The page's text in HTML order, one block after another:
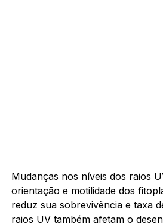
Mudanças nos níveis dos raios
orientação e motilidade dos
reduz sua sobrevivência e taxa
raios UV também afetam o